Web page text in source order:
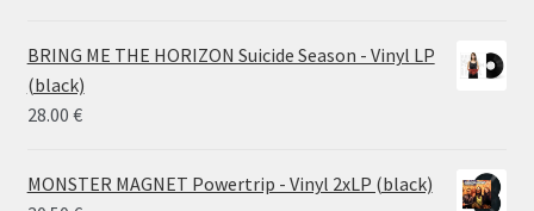
14.50 €
BRING ME THE HORIZON Suicide Season - Vinyl LP
(black)
28.00 €
MONSTER MAGNET Powertrip - Vinyl 2xLP (black)